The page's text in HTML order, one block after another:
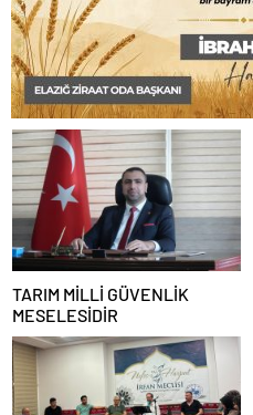
TARIM MİLLİ GÜVENLİK
MESELESİDİR